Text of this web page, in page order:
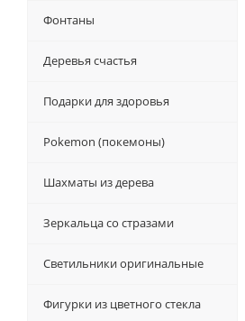
Фонтаны
Деревья счастья
Подарки для здоровья
Pokemon (покемоны)
Шахматы из дерева
Зеркальца со стразами
Светильники оригинальные
Фигурки из цветного стекла